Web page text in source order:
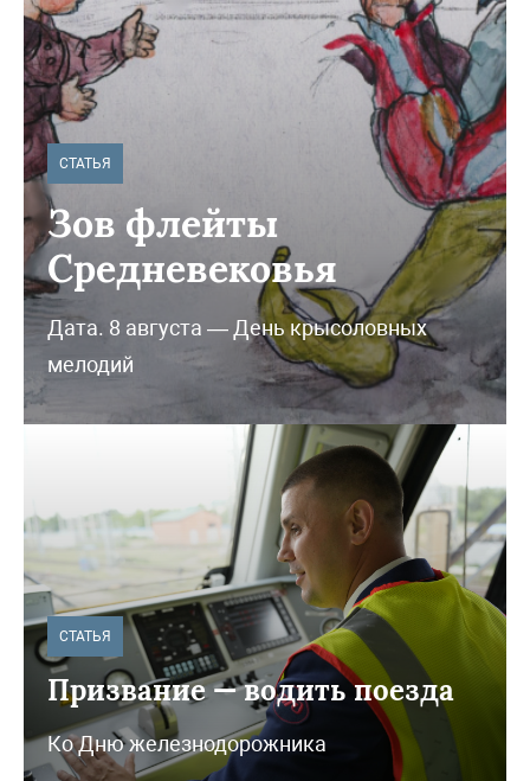
СТАТЬЯ
Зов флейты
Средневековья
Дата. 8 августа — День крысоловных
мелодий
СТАТЬЯ
Призвание — водить поезда
Ко Дню железнодорожника